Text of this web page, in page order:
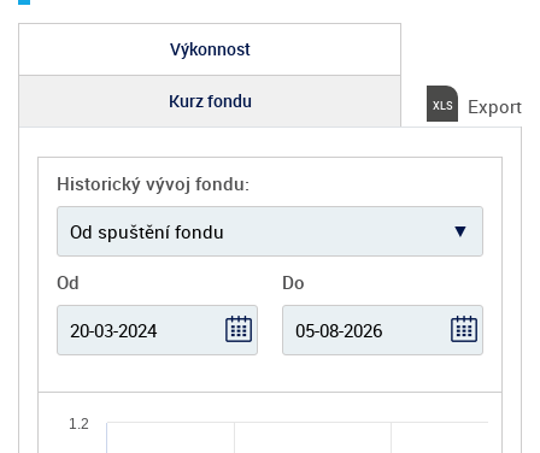
Výkonnost
Kurz fondu Export
Historický vývoj fondu:
Od Do
1.2